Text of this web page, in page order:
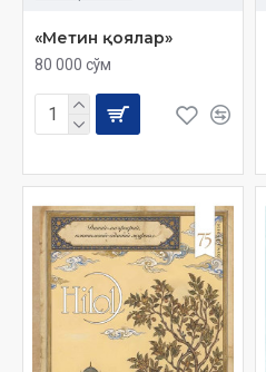
«Метин қоялар»
80 000 сўм